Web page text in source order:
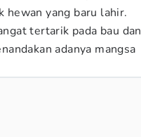
hewan yang baru lahir.
tertarik pada bau dan
adanya mangsa